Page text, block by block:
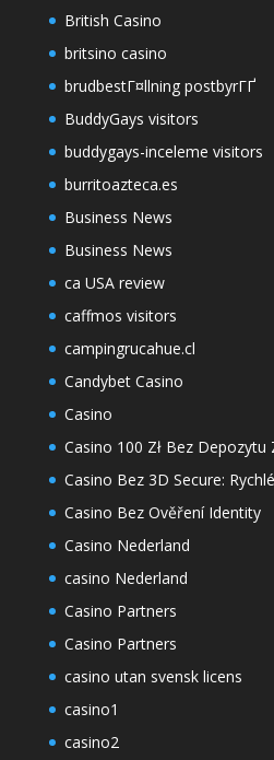
British Casino
britsino casino
brudbestГ¤llning postbyrГҐ
BuddyGays visitors
buddygays-inceleme visitors
burritoazteca.es
Business News
Business News
ca USA review
caffmos visitors
campingrucahue.cl
Candybet Casino
Casino
Casino 100 Zł Bez Depozytu
Casino Bez 3D Secure:
Casino Bez Ověření Identity
Casino Nederland
casino Nederland
Casino Partners
Casino Partners
casino utan svensk licens
casino1
casino2